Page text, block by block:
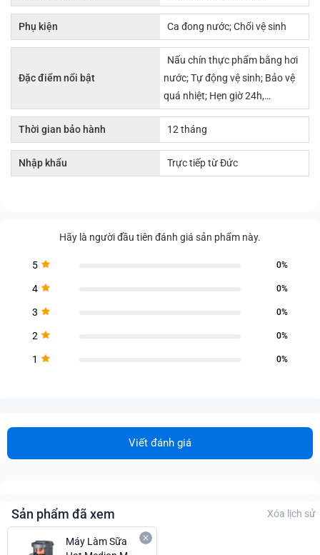
Phụ kiện Ca đong nước; Chổi vệ sinh
Đặc điểm nổi bật
Nấu chín thực phẩm bằng hơi
nước; Tự động vệ sinh; Bảo vệ
quá nhiệt; Hẹn giờ 24h,…
Thời gian bảo hành 12 tháng
Nhập khẩu Trực tiếp từ Đức
Hãy là người đầu tiên đánh giá sản phẩm này.
5 0%
4 0%
3 0%
2 0%
1 0%
Viết đánh giá
Sản phẩm đã xem Xóa lịch sử
Máy Làm Sữa